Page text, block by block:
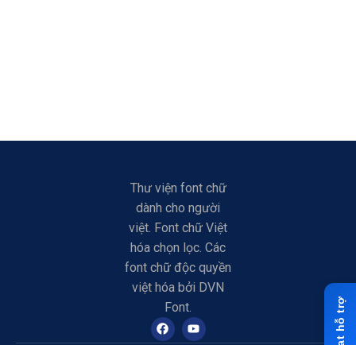
Thư viện font chữ
dành cho người
việt. Font chữ Việt
hóa chọn lọc. Các
font chữ độc quyền
việt hóa bởi DVN
Font.